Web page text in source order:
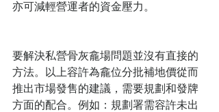
亦可減輕營運者的資金壓力。
要解決私營骨灰龕場問題並沒有直接的
方法。以上容許為龕位分批補地價從而
推出市場發售的建議，需要規劃和發牌
方面的配合。例如：規劃署需容許未出